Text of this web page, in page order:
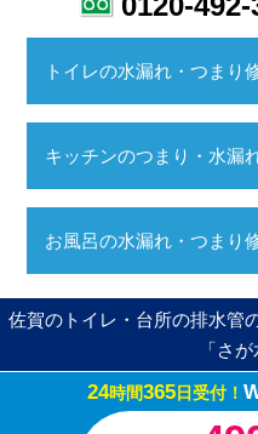
トイレの水漏れ・つまり
キッチンのつまり・水漏
お風呂の水漏れ・つまり
佐賀のトイレ・台所の排水管
「さ
24時間365日受付！